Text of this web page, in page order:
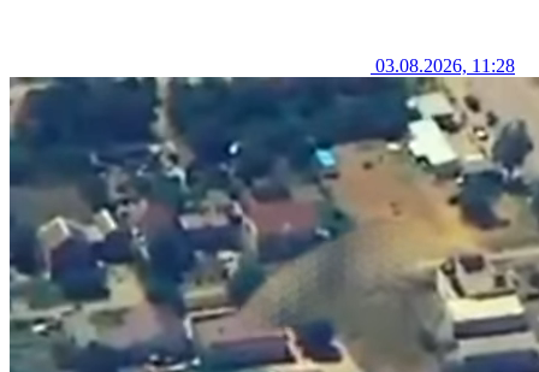
03.08.2026, 11:28